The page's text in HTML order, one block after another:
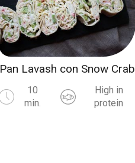
Pan Lavash con Snow Crab
10
min.
High in
protein